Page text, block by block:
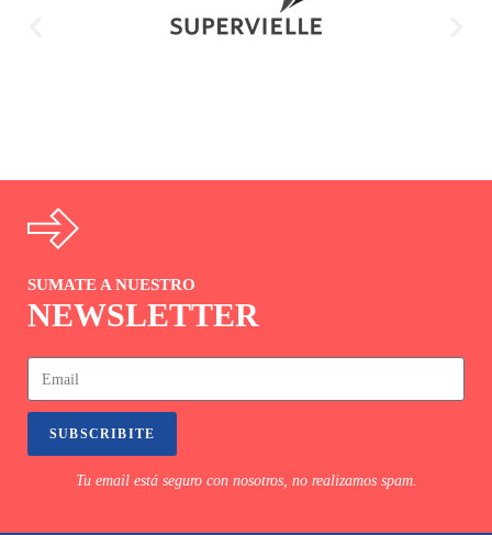
SUMATE A NUESTRO
NEWSLETTER
SUBSCRIBITE
Tu email está seguro con nosotros, no realizamos spam.